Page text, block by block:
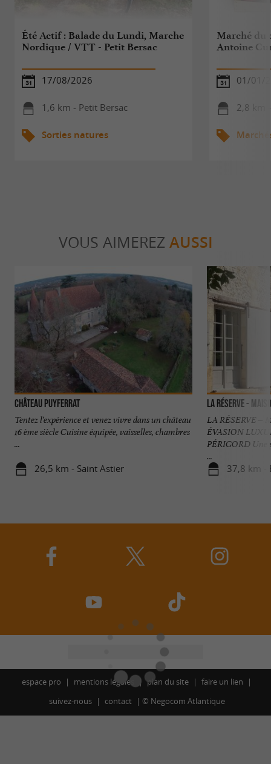
Été Actif : Balade du Lundi, Marche
Nordique / VTT - Petit Bersac
17/08/2026
1,6 km - Petit Bersac
Sorties natures
Marché du
Antoine
01/01/
2,8 km
VOUS AIMEREZ AUSSI
Château Puyferrat
Tentez l'expérience et venez vivre dans un château
16 ème siècle Cuisine équipée, vaisselles, chambres
...
26,5 km - Saint Astier
La Réserve -
LA RÉSERVE –
ÉVASION
PÉRIGORD Une
...
37,8 km -
espace pro mentions légales plan du site
faire un lien
suivez-nous
contact © Negocom Atlantique